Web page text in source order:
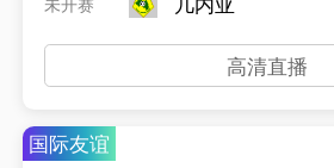
高清直播
国际友谊